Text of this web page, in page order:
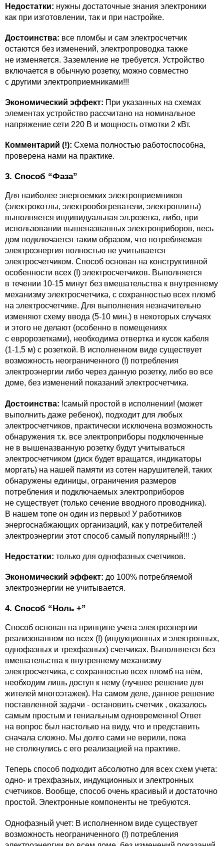
Недостатки: нужны достаточные знания электроники
как при изготовлении, так и при настройке.
Достоинства: все пломбы и сам электросчетчик
остаются без изменений, электропроводка также
не изменяется. Заземление не требуется. Устройство
включается в обычную розетку, можно совместно
с другими электроприемниками!!!
Экономический эффект: При указанных на схемах
элементах устройство рассчитано на номинальное
напряжение сети 220 В и мощность отмотки 2 кВт.
Комментарий (!): Схема полностью работоспособна,
проверена нами на практике.
3. Способ “Фаза”
Для наиболее энергоемких электроприемников
(электрокотлы, электрообогреватели, электроплиты)
выполняется индивидуальная эл.розетка, либо, при
использовании вышеназванных электроприборов, весь
дом подключается таким образом, что потребляемая
электроэнергия полностью не учитывается
электросчетчиком. Способ основан на конструктивной
особенности всех (!) электросчетчиков. Выполняется
в течении 10-15 минут без вмешательства к внутреннему
механизму электросчетчика, с сохранностью всех пломб
на электросчетчике. Для выполнения незначительно
изменяют схему ввода (5-10 мин.) в некоторых случаях
и этого не делают (особенно в помещениях
с евророзетками), необходима отвертка и кусок кабеля
(1-1,5 м) с розеткой. В исполненном виде существует
возможность неограниченного (!) потребления
электроэнергии либо через данную розетку, либо во все
доме, без изменений показаний электросчетчика.
Достоинства: !самый простой в исполнении! (может
выполнить даже ребенок), подходит для любых
электросчетчиков, практически исключена возможность
обнаружения т.к. все электроприборы подключенные
не в вышеназванную розетку будут учитываться
электросчетчиком (диск будет вращатся, индикаторы
моргать) на нашей памяти из сотен нарушителей, таких
обнаружены единицы, ограничения размеров
потребления и подключаемых электроприборов
не существует (только сечение вводного проводника).
В нашем топе он один из первых! У работников
энергоснабжающих организаций, как у потребителей
электроэнергии этот способ самый популярный!!! :)
Недостатки: только для однофазных счетчиков.
Экономический эффект: до 100% потребляемой
электроэнергии не учитывается.
4. Способ “Ноль +”
Способ основан на принципе учета электроэнергии
реализованном во всех (!) (индукционных и электронных,
однофазных и трехфазных) счетчиках. Выполняется без
вмешательства к внутреннему механизму
электросчетчика, с сохранностью всех пломб на нём,
необходим лишь доступ к нему (лучшее решение для
жителей многоэтажек). На самом деле, данное решение
поставленной задачи - остановить счетчик , оказалось
самым простым и гениальным одновременно! Ответ
на вопрос был настолько на виду, что и представить
сначала сложно. Мы долго сами не верили, пока
не столкнулись с его реализацией на практике.
Теперь способ подходит абсолютно для всех схем учета:
одно- и трехфазных, индукционных и электронных
счетчиков. Вообще, способ очень красивый и достаточно
простой. Электронные компоненты не требуются.
Однофазный учет: В исполненном виде существует
возможность неограниченного (!) потребления